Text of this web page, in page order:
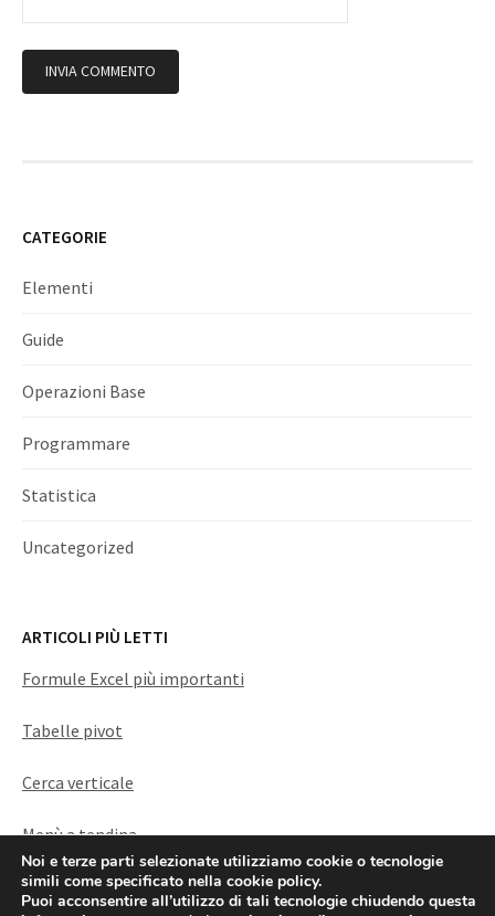
CATEGORIE
Elementi
Guide
Operazioni Base
Programmare
Statistica
Uncategorized
ARTICOLI PIÙ LETTI
Formule Excel più importanti
Tabelle pivot
Cerca verticale
Menù a tendina
Noi e terze parti selezionate utilizziamo cookie o tecnologie
simili come specificato nella cookie policy.
Puoi acconsentire all’utilizzo di tali tecnologie chiudendo questa